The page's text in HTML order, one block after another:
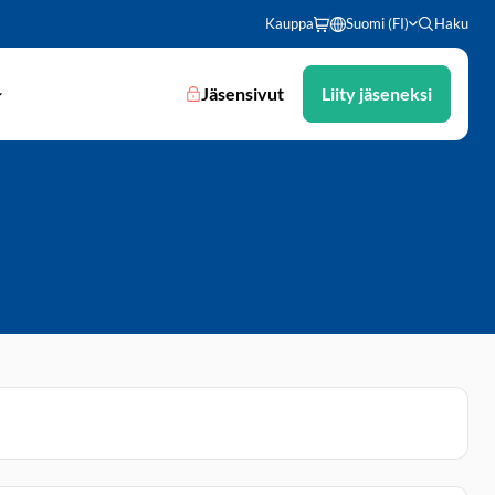
Kauppa Suomi (FI) Haku
Jäsensivut Liity jäseneksi